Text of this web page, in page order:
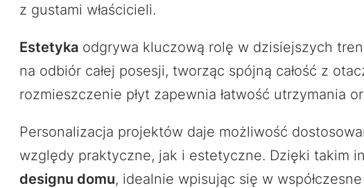
z gustami właścicieli.
Estetyka odgrywa kluczową rolę w dzisiejszych
na odbiór całej posesji, tworząc spójną całość z
rozmieszczenie płyt zapewnia łatwość utrzymania
Personalizacja projektów daje możliwość
względy praktyczne, jak i estetyczne. Dzięki takim
designu domu, idealnie wpisując się w